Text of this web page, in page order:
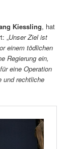
Kiessling, hat
„Unser Ziel ist
einem tödlichen
Regierung ein,
eine Operation
und rechtliche